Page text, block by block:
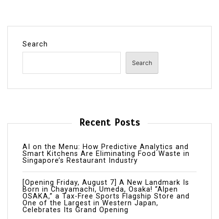
Search
Search
Recent Posts
AI on the Menu: How Predictive Analytics and
Smart Kitchens Are Eliminating Food Waste in
Singapore’s Restaurant Industry
[Opening Friday, August 7] A New Landmark Is
Born in Chayamachi, Umeda, Osaka! “Alpen
OSAKA,” a Tax-Free Sports Flagship Store and
One of the Largest in Western Japan,
Celebrates Its Grand Opening